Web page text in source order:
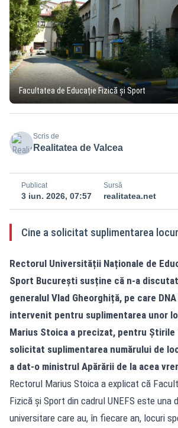
Facultatea de Educație Fizică și Sport
Scris de
Realitatea de Valcea
Publicat
3 iun. 2026, 07:57
Sursă
realitatea.net
Cine a solicitat suplimentarea
Rectorul Universității Naționale de
Sport București susține că n-a
generalul Vlad Gheorghiță, pe care
intervenit pentru suplimentarea unor
Marius Stoica a precizat, pentru Știrile
solicitat suplimentarea numărului de
a dat-o ministrul Apărării de la acea
Rectorul Marius Stoica a explicat că
Fizică și Sport din cadrul UNEFS este una
universitare care au, în fiecare an, locuri